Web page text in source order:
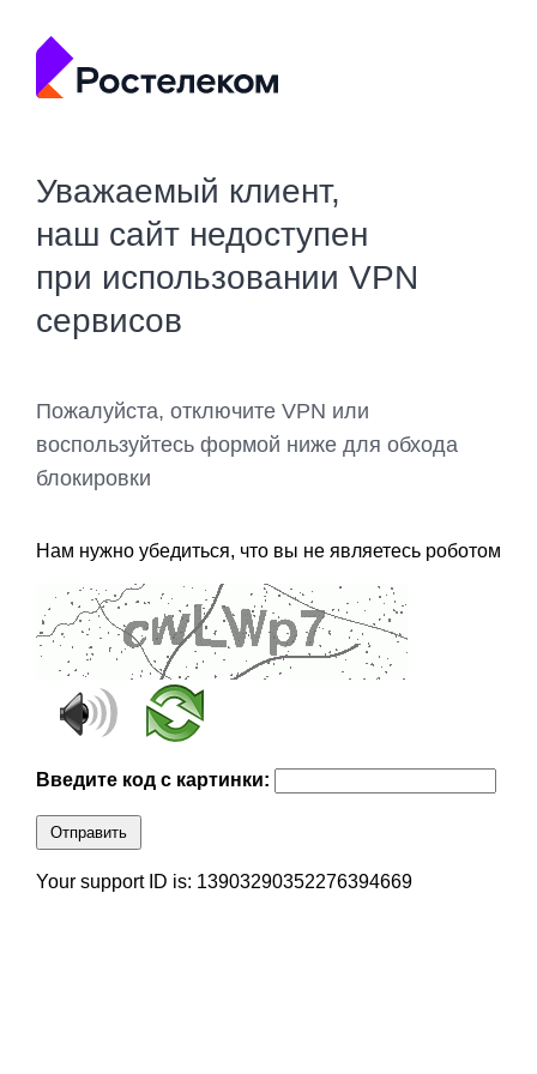
Уважаемый клиент,
наш сайт недоступен
при использовании VPN
сервисов
Пожалуйста, отключите VPN или
воспользуйтесь формой ниже для обхода
блокировки
Нам нужно убедиться, что вы не являетесь роботом
Введите код с картинки:
Отправить
Your support ID is: 13903290352276394669